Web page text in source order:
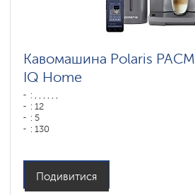
Кавомашина Polaris
IQ Home
: , , , , , ,
: 12
: 5
: 130
Колір: графитовый
Потужність, Вт: 1450
Подивитися